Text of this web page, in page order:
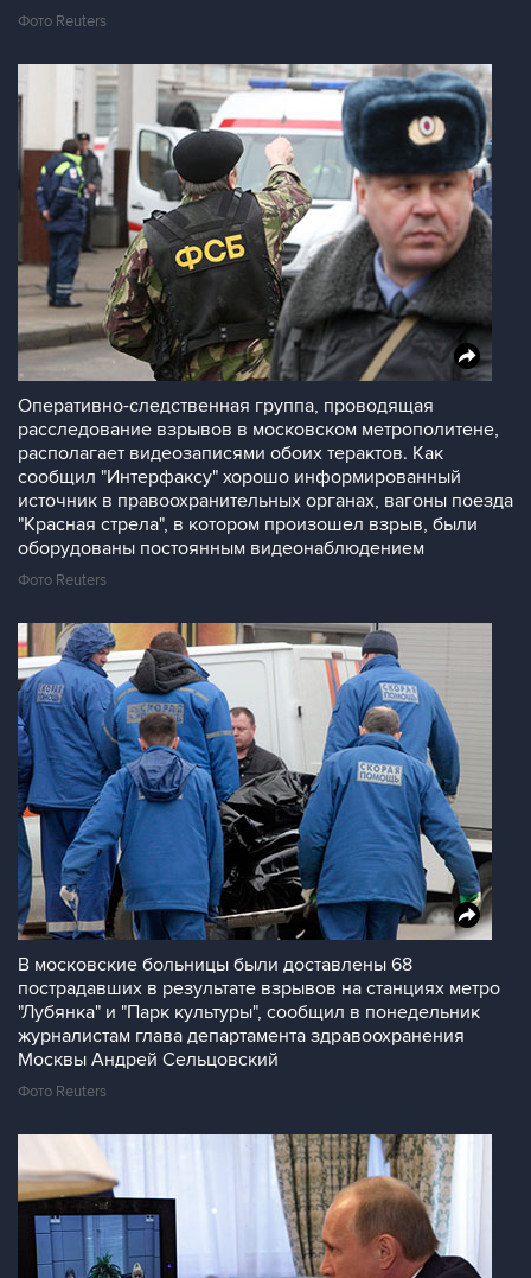
Фото Reuters
Оперативно-следственная группа, проводящая
расследование взрывов в московском метрополитене,
располагает видеозаписями обоих терактов. Как
сообщил "Интерфаксу" хорошо информированный
источник в правоохранительных органах, вагоны поезда
"Красная стрела", в котором произошел взрыв, были
оборудованы постоянным видеонаблюдением
Фото Reuters
В московские больницы были доставлены 68
пострадавших в результате взрывов на станциях метро
"Лубянка" и "Парк культуры", сообщил в понедельник
журналистам глава департамента здравоохранения
Москвы Андрей Сельцовский
Фото Reuters